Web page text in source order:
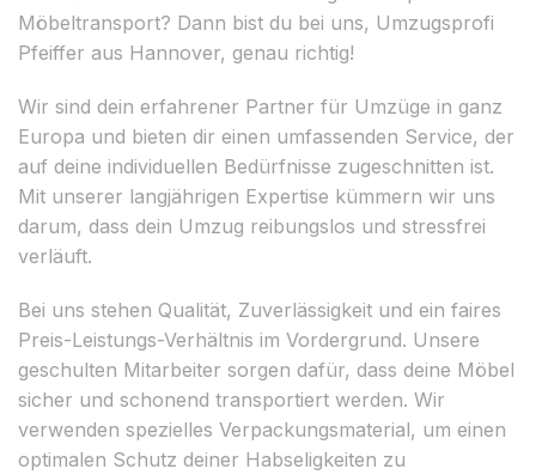
Möbeltransport? Dann bist du bei uns, Umzugsprofi
Pfeiffer aus Hannover, genau richtig!
Wir sind dein erfahrener Partner für Umzüge in ganz
Europa und bieten dir einen umfassenden Service, der
auf deine individuellen Bedürfnisse zugeschnitten ist.
Mit unserer langjährigen Expertise kümmern wir uns
darum, dass dein Umzug reibungslos und stressfrei
verläuft.
Bei uns stehen Qualität, Zuverlässigkeit und ein faires
Preis-Leistungs-Verhältnis im Vordergrund. Unsere
geschulten Mitarbeiter sorgen dafür, dass deine Möbel
sicher und schonend transportiert werden. Wir
verwenden spezielles Verpackungsmaterial, um einen
optimalen Schutz deiner Habseligkeiten zu